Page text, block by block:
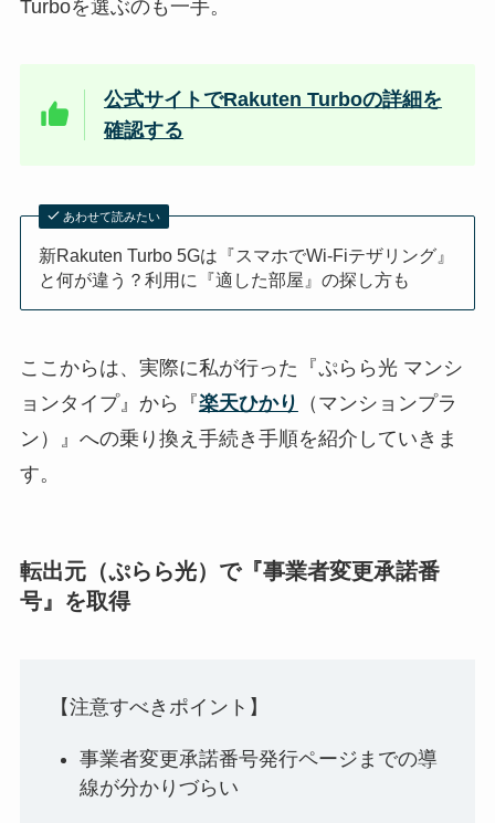
Turboを選ぶのも一手。
公式サイトでRakuten Turboの詳細を
確認する
あわせて読みたい
新Rakuten Turbo 5Gは『スマホでWi-Fiテザリング』
と何が違う？利用に『適した部屋』の探し方も
ここからは、実際に私が行った『ぷらら光 マンシ
ョンタイプ』から『楽天ひかり
（マンションプラ
ン）』への乗り換え手続き手順を紹介していきま
す。
転出元（ぷらら光）で『事業者変更承諾番
号』を取得
【注意すべきポイント】
事業者変更承諾番号発行ページまでの導
線が分かりづらい